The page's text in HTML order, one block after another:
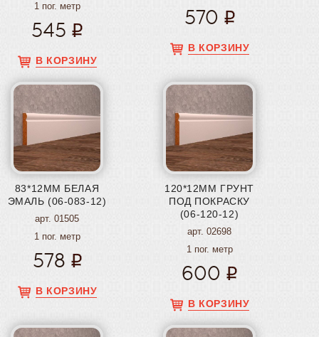
1 пог. метр
545
В КОРЗИНУ
570
В КОРЗИНУ
83*12ММ БЕЛАЯ
ЭМАЛЬ (06-083-12)
арт. 01505
1 пог. метр
578
В КОРЗИНУ
120*12ММ ГРУНТ
ПОД ПОКРАСКУ
(06-120-12)
арт. 02698
1 пог. метр
600
В КОРЗИНУ